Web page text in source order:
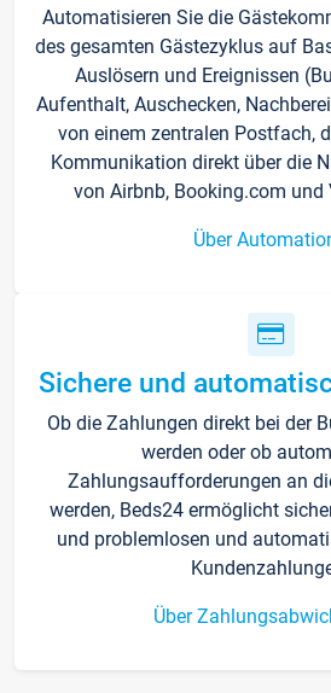
Automatisieren Sie die
des gesamten Gästezyklus auf
Auslösern und Ereignissen
Aufenthalt, Auschecken,
von einem zentralen Postfach,
Kommunikation direkt über die
von Airbnb, Booking.com und
Über
Sichere und
Ob die Zahlungen direkt bei der
werden oder ob
Zahlungsaufforderungen an
werden, Beds24 ermöglicht
und problemlosen und
Über